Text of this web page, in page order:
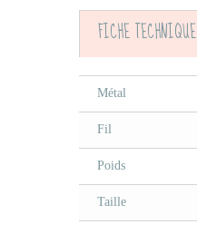
FICHE TECHNIQUE
Métal
Fil
Poids
Taille